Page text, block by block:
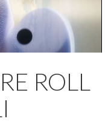
ROLL